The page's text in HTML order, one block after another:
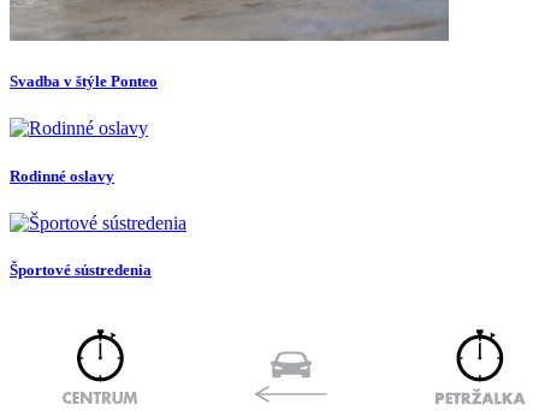
Svadba v štýle Ponteo
Rodinné oslavy
Športové sústredenia